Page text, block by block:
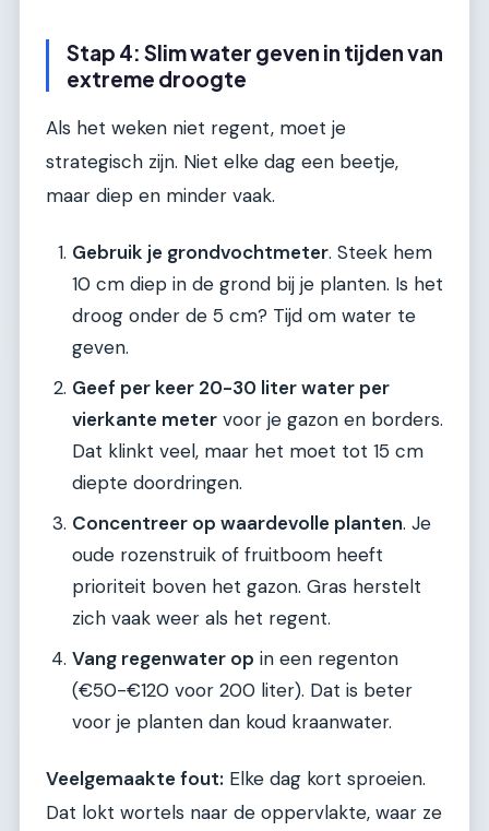
Stap 4: Slim water geven in tijden van
extreme droogte
Als het weken niet regent, moet je
strategisch zijn. Niet elke dag een beetje,
maar diep en minder vaak.
Gebruik je grondvochtmeter. Steek hem
10 cm diep in de grond bij je planten. Is het
droog onder de 5 cm? Tijd om water te
geven.
Geef per keer 20-30 liter water per
vierkante meter voor je gazon en borders.
Dat klinkt veel, maar het moet tot 15 cm
diepte doordringen.
Concentreer op waardevolle planten. Je
oude rozenstruik of fruitboom heeft
prioriteit boven het gazon. Gras herstelt
zich vaak weer als het regent.
Vang regenwater op in een regenton
(€50-€120 voor 200 liter). Dat is beter
voor je planten dan koud kraanwater.
Veelgemaakte fout: Elke dag kort sproeien.
Dat lokt wortels naar de oppervlakte, waar ze